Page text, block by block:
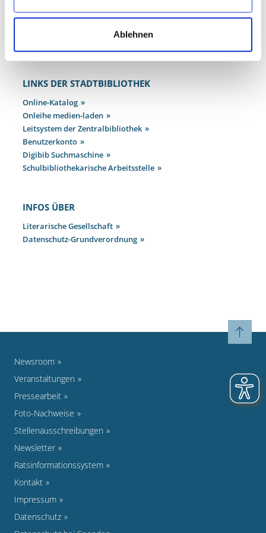
Ablehnen
E-Mail:beratung.bibliothek@oberhausen.de
LINKS DER STADTBIBLIOTHEK
Online-Katalog
Onleihe medien-laden
Leitsystem der Zentralbibliothek
Benutzerkonto
Digibib Suchmaschine
Schulbibliothekarische Arbeitsstelle
INFOS ÜBER
Literarische Gesellschaft
Datenschutz-Grundverordnung
Newsroom
Veranstaltungen
Pressearbeit
Foto-Nachweise
Stellenausschreibungen
Newsletter
Ratsinformationssystem
Kontakt
Impressum
Datenschutz